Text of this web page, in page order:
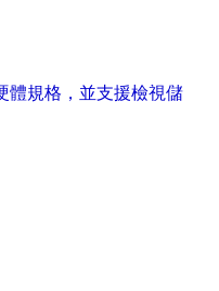
體規格，並支援檢視儲